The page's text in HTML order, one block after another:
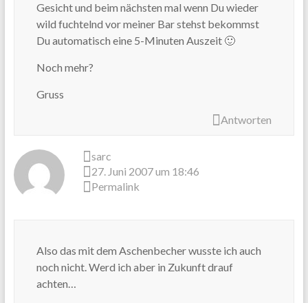
Gesicht und beim nächsten mal wenn Du wieder
wild fuchtelnd vor meiner Bar stehst bekommst
Du automatisch eine 5-Minuten Auszeit 🙂
Noch mehr?
Gruss
Antworten
sarc
27. Juni 2007 um 18:46
Permalink
Also das mit dem Aschenbecher wusste ich auch
noch nicht. Werd ich aber in Zukunft drauf
achten…